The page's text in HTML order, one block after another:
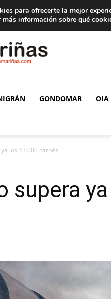
de publicidad
GONDOMAR OIA
los 43.000 carnés
supera
para ofrecerte la mejor
más información sobre qué